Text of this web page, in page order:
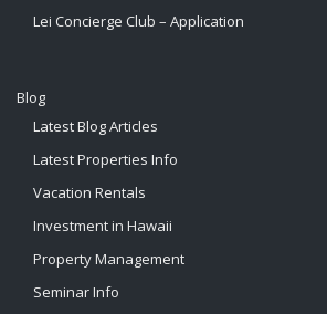
Lei Concierge Club – Application
Blog
Latest Blog Articles
Latest Properties Info
Vacation Rentals
Investment in Hawaii
Property Management
Seminar Info